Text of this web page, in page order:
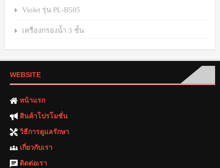
Violet รุ่น PL-B505
เครื่องกรองน้ำ 3 ชั้น
WEBSITE
หน้าแรก
สินค้าโปรโมชั่น
วิธีการดูแลรักษา
เกี่ยวกับเรา
ติดต่อเรา